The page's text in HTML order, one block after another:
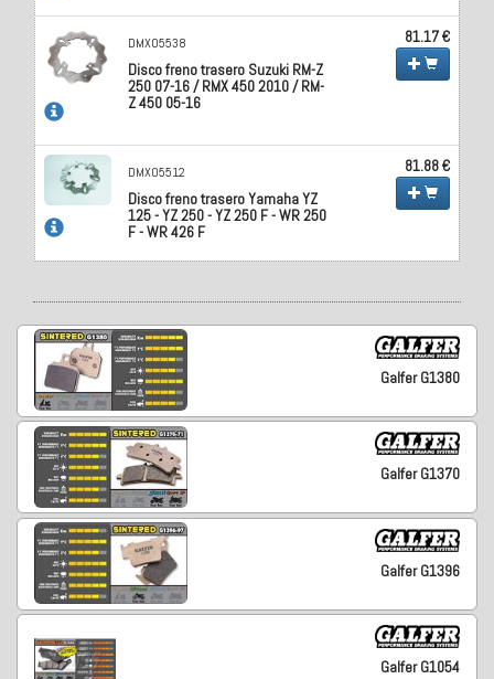
DMX05538
Disco freno trasero Suzuki RM-Z
250 07-16 / RMX 450 2010 / RM-
Z 450 05-16
81.17 €
DMX05512
Disco freno trasero Yamaha YZ
125 - YZ 250 - YZ 250 F - WR 250
F - WR 426 F
81.88 €
Galfer G1380
Galfer G1370
Galfer G1396
Galfer G1054